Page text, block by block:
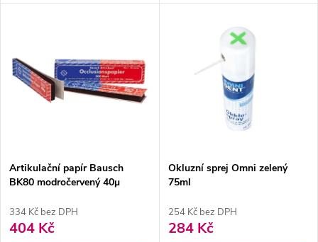
t
u
t
Artikulační papír Bausch
BK80 modročervený 40μ
334 Kč bez DPH
404 Kč
Okluzní sprej Omni zelený
75ml
254 Kč bez DPH
284 Kč